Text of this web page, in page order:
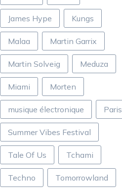
James Hype Kungs
Malaa Martin Garrix
Martin Solveig Meduza
Miami Morten
musique électronique Paris
Summer Vibes Festival
Tale Of Us Tchami
Techno Tomorrowland